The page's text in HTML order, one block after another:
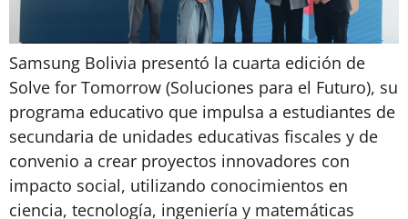
Samsung Bolivia presentó la cuarta edición de
Solve for Tomorrow (Soluciones para el Futuro), su
programa educativo que impulsa a estudiantes de
secundaria de unidades educativas fiscales y de
convenio a crear proyectos innovadores con
impacto social, utilizando conocimientos en
ciencia, tecnología, ingeniería y matemáticas